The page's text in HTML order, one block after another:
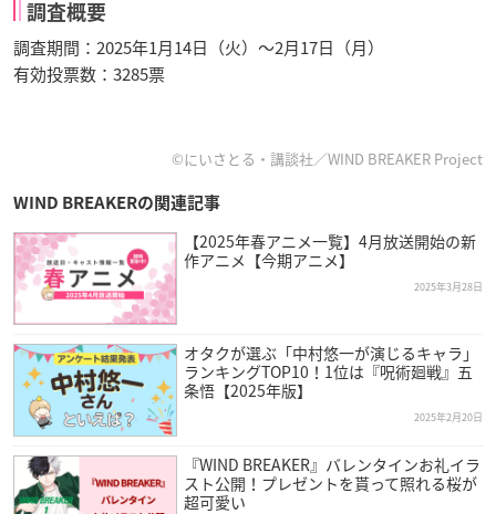
調査概要
調査期間：2025年1月14日（火）～2月17日（月）
有効投票数：3285票
©にいさとる・講談社／WIND BREAKER Project
WIND BREAKERの関連記事
【2025年春アニメ一覧】4月放送開始の新
作アニメ【今期アニメ】
2025年3月28日
オタクが選ぶ「中村悠一が演じるキャラ」
ランキングTOP10！1位は『呪術廻戦』五
条悟【2025年版】
2025年2月20日
『WIND BREAKER』バレンタインお礼イラ
スト公開！プレゼントを貰って照れる桜が
超可愛い